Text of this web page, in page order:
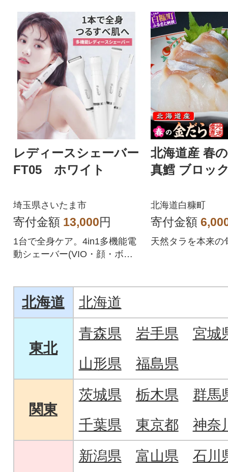
レディースシェーバー
FT05 ホワイト
埼玉県さいたま市
寄付金額 13,000円
1台で全身ケア。4in1多機能電
動シェーバー(VIO・顔・ボデ
北海道産 春
真鱈 ブロッ
北海道白糠町
寄付金額
天然タラを本来の
北海道 北海道
東北
青森県 岩手県
宮城
山形県
福島県
関東
茨城県 栃木県
群馬
千葉県
東京都 神奈
新潟県 富山県
石川